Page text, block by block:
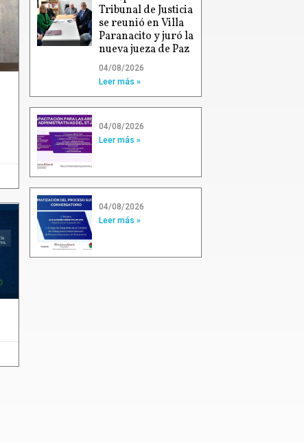
Tribunal de Justicia
se reunió en Villa
Paranacito y juró la
nueva jueza de Paz
04/08/2026
Leer más »
04/08/2026
Leer más »
04/08/2026
Leer más »